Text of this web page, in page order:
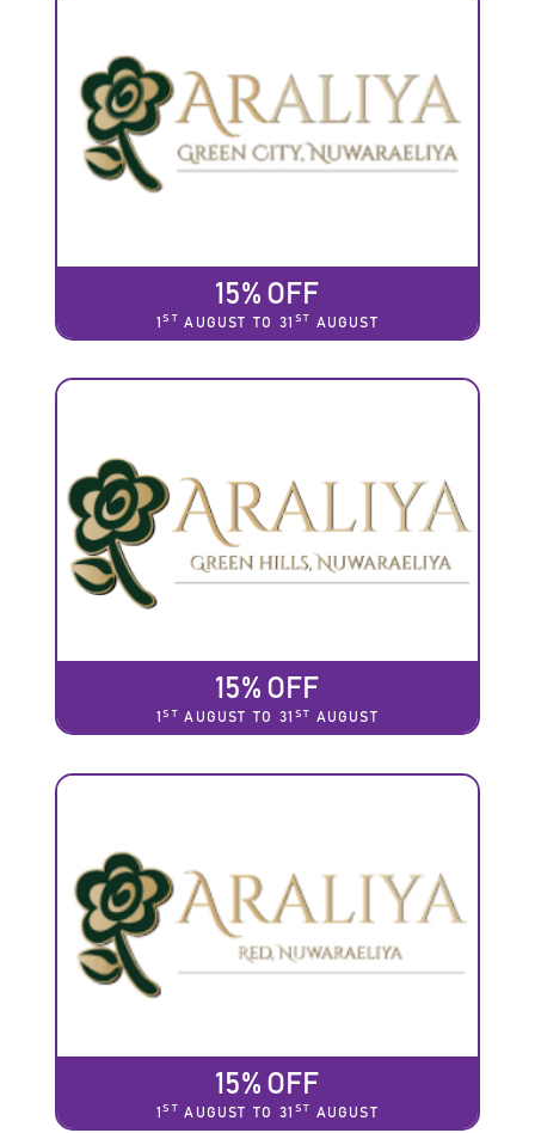
15% OFF
1ST AUGUST TO 31 ST AUGUST
15% OFF
1ST AUGUST TO 31 ST AUGUST
15% OFF
1ST AUGUST TO 31 ST AUGUST